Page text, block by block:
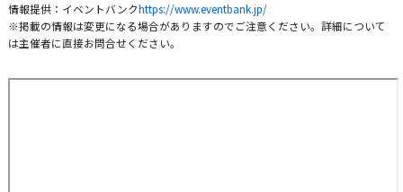
情報提供：イベントバンクhttps://www.eventbank.jp/
※掲載の情報は変更になる場合がありますのでご注意ください。詳細について
は主催者に直接お問合せください。